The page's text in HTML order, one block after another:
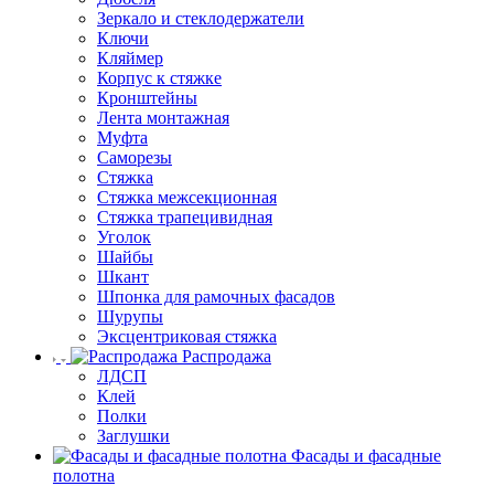
Зеркало и стеклодержатели
Ключи
Кляймер
Корпус к стяжке
Кронштейны
Лента монтажная
Муфта
Саморезы
Стяжка
Стяжка межсекционная
Стяжка трапецивидная
Уголок
Шайбы
Шкант
Шпонка для рамочных фасадов
Шурупы
Эксцентриковая стяжка
Распродажа
ЛДСП
Клей
Полки
Заглушки
Фасады и фасадные
полотна